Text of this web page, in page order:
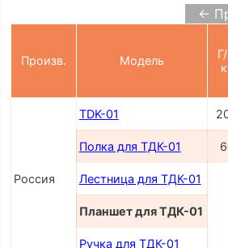
←
Произв. Модель
Россия
TDK-01
Полка для ТДК-01
Лестница для ТДК-01
Планшет для ТДК-01
Ручка для ТДК-01